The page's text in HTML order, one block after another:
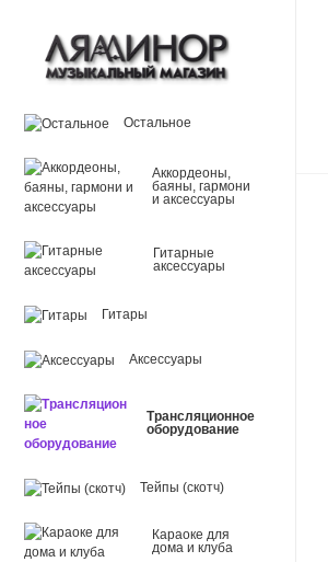
Остальное
Аккордеоны,
баяны, гармони
и аксессуары
Гитарные
аксессуары
Гитары
Аксессуары
Трансляционное
оборудование
Тейпы (скотч)
Караоке для
дома и клуба